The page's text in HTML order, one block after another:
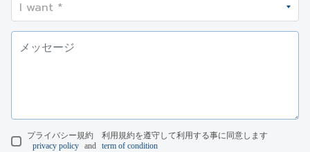
プライバシー規約 利用規約を遵守して利用する事に同意します
privacy policy and term of condition